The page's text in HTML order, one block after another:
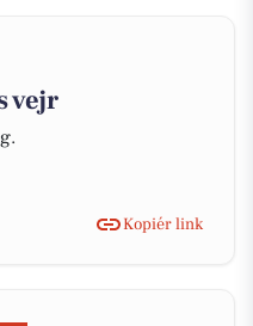
vejr
Kopiér link